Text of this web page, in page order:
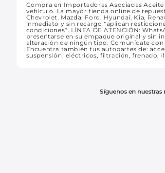
Compra en Importadoras Asociadas
vehículo. La mayor tienda online de
Chevrolet, Mazda, Ford, Hyundai, Kia,
inmediato y sin recargo *aplican
condiciones*. LÍNEA DE ATENCIÓN:
presentarse en su empaque original y sin
alteración de ningún tipo. Comunícate
Encuentra también tus autopartes de:
suspensión, eléctricos, filtración, frenado,
Síguenos en nuestras